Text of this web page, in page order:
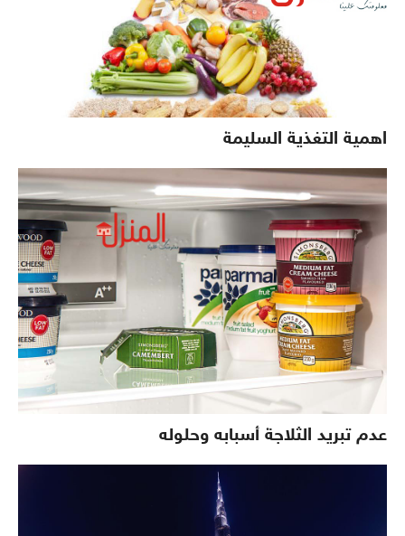
اهمية التغذية السليمة
عدم تبريد الثلاجة أسبابه وحلوله